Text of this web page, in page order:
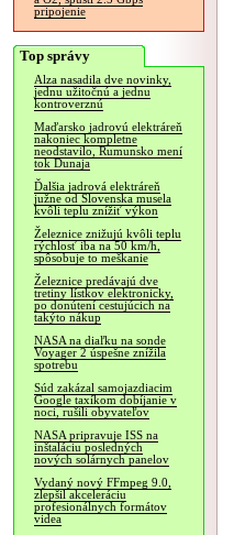
pripojenie
Top správy
Alza nasadila dve novinky,
jednu užitočnú a jednu
kontroverznú
Maďarsko jadrovú elektráreň
nakoniec kompletne
neodstavilo, Rumunsko mení
tok Dunaja
Ďalšia jadrová elektráreň
južne od Slovenska musela
kvôli teplu znížiť výkon
Železnice znižujú kvôli teplu
rýchlosť iba na 50 km/h,
spôsobuje to meškanie
Železnice predávajú dve
tretiny lístkov elektronicky,
po donútení cestujúcich na
takýto nákup
NASA na diaľku na sonde
Voyager 2 úspešne znížila
spotrebu
Súd zakázal samojazdiacim
Google taxíkom dobíjanie v
noci, rušili obyvateľov
NASA pripravuje ISS na
inštaláciu posledných
nových solárnych panelov
Vydaný nový FFmpeg 9.0,
zlepšil akceleráciu
profesionálnych formátov
videa